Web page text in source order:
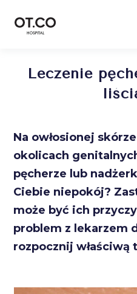
Leczenie
Na owłosionej
okolicach
pęcherze lub
Ciebie niepokój?
może być ich
problem z lekarzem
rozpocznij właściwą